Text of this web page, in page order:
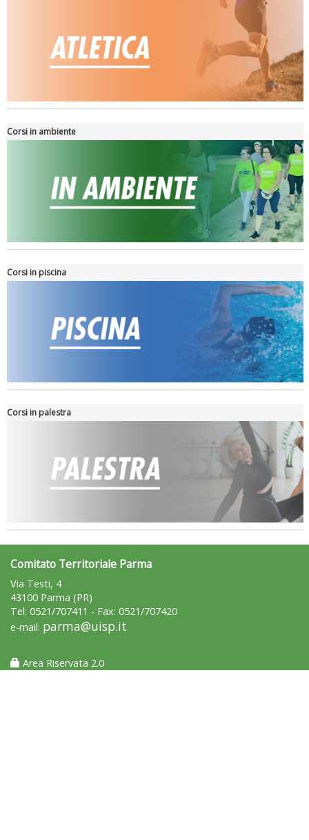
La formazione Uisp rallenta ma prosegue anche in estate
Tiziano Pesce nel Cda di Fondazione Terzjus: prima riunione a
Roma
Corsi in ambiente
Corsi in piscina
Corsi in palestra
Comitato Territoriale Parma
Via Testi, 4
43100 Parma (PR)
Tel: 0521/707411 - Fax: 0521/707420
e-mail: parma@uisp.it
Area Riservata 2.0